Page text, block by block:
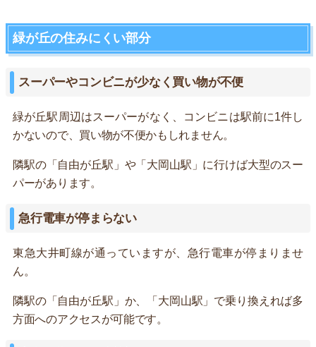
緑が丘の住みにくい部分
スーパーやコンビニが少なく買い物が不便
緑が丘駅周辺はスーパーがなく、コンビニは駅前に1件し
かないので、買い物が不便かもしれません。
隣駅の「自由が丘駅」や「大岡山駅」に行けば大型のスー
パーがあります。
急行電車が停まらない
東急大井町線が通っていますが、急行電車が停まりませ
ん。
隣駅の「自由が丘駅」か、「大岡山駅」で乗り換えれば多
方面へのアクセスが可能です。